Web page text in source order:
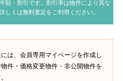
額・割引です。 割引率は物件により異な
詳しくは無料査定をご利用ください。
は、会員専用マイページを作成し
件・価格変更物件・非公開物件を